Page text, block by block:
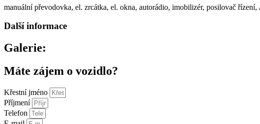
manuální převodovka, el. zrcátka, el. okna, autorádio, imobilizér, posilovač
Další informace
Galerie:
Máte zájem o vozidlo?
Křestní jméno
Příjmení
Telefon